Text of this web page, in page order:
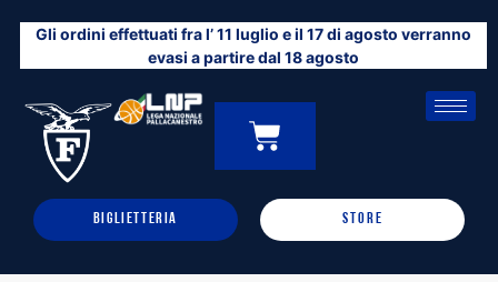
contenuto
Gli ordini effettuati fra l’ 11 luglio e il 17 di agosto verranno
evasi a partire dal 18 agosto
0
CARRELLO
BIGLIETTERIA STORE